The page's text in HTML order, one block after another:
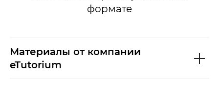
формате
Материалы от компании
eTutorium